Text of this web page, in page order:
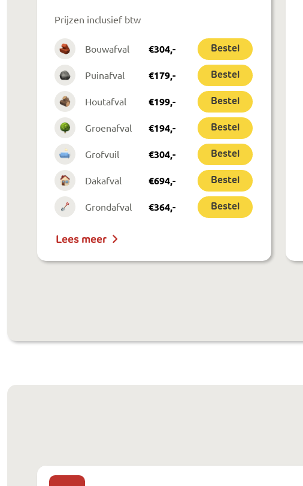
Prijzen inclusief btw
Bouwafval €304,- Bestel
Puinafval €179,- Bestel
Houtafval €199,- Bestel
Groenafval €194,- Bestel
Grofvuil €304,- Bestel
Dakafval €694,- Bestel
Grondafval €364,- Bestel
Lees meer